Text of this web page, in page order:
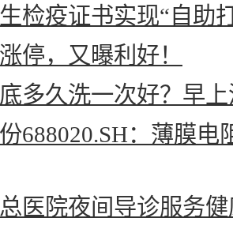
检疫证书实现“自助
停，又曝利好！
多久洗一次好？早
688020.SH：薄膜
医院夜间导诊服务